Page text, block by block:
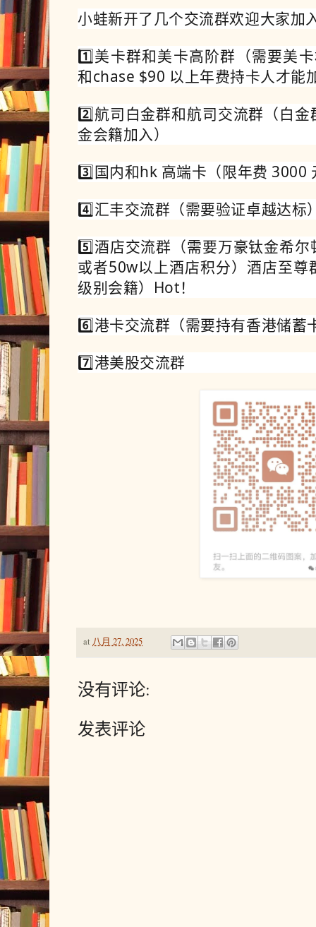
小蛙新开了几个交流群欢迎大家加
1️⃣美卡群和美卡高阶群（需要美
和chase $90 以上年费持卡人才能
2️⃣航司白金群和航司交流群（白
金会籍加入）
3️⃣国内和hk 高端卡（限年费 3000
4️⃣汇丰交流群（需要验证卓越达标
5️⃣酒店交流群（需要万豪钛金希
或者50w以上酒店积分）酒店至
级别会籍）Hot！
6️⃣港卡交流群（需要持有香港储蓄
7️⃣港美股交流群
at 八月 27, 2025
没有评论:
发表评论